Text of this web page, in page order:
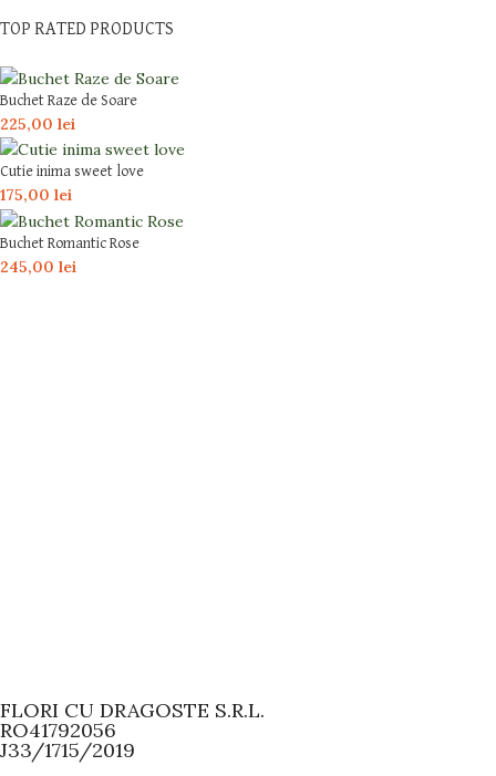
TOP RATED PRODUCTS
Buchet Raze de Soare
225,00 lei
Cutie inima sweet love
175,00 lei
Buchet Romantic Rose
245,00 lei
FLORI CU DRAGOSTE S.R.L.
RO41792056
J33/1715/2019